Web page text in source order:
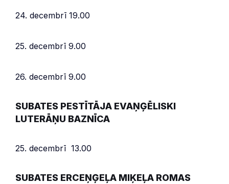
24. decembrī 19.00
25. decembrī 9.00
26. decembrī 9.00
SUBATES PESTĪTĀJA EVAŅĢĒLISKI
LUTERĀŅU BAZNĪCA
25. decembrī 13.00
SUBATES ERCEŅĢEĻA MIĶEĻA ROMAS